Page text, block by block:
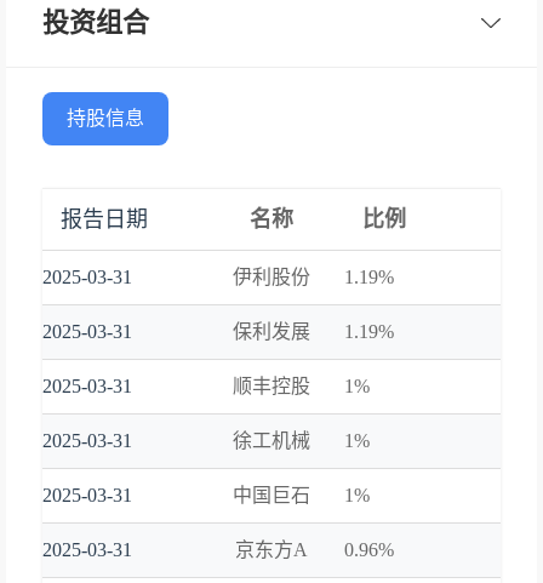
投资组合
持股信息
报告日期 名称 比例
2025-03-31 伊利股份 1.19%
2025-03-31 保利发展 1.19%
2025-03-31 顺丰控股 1%
2025-03-31 徐工机械 1%
2025-03-31 中国巨石 1%
2025-03-31 京东方A 0.96%